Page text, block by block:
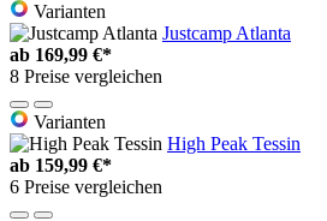
Varianten
Justcamp Atlanta
ab 169,99 €*
8 Preise vergleichen
Varianten
High Peak Tessin
ab 159,99 €*
6 Preise vergleichen